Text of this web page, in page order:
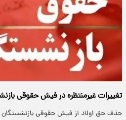
تغییرات غیرمنتظره در فیش حقوقی
حذف حق اولاد از فیش حقوقی بازنشستگان